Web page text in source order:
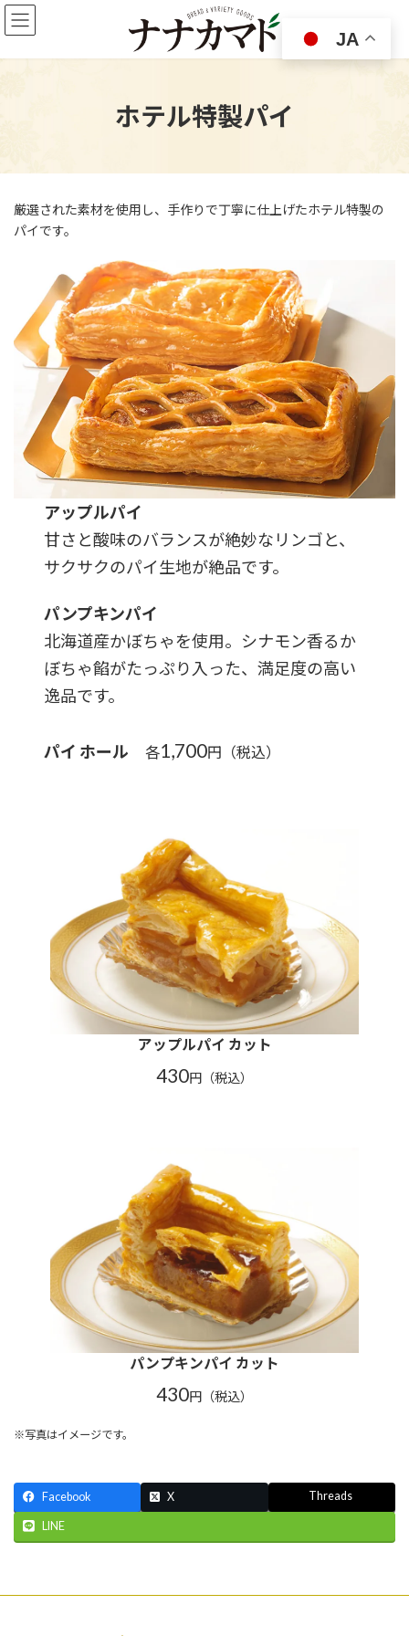
コ
ン
ン
プ
ナ
ビ
ー
動
ホテル特製パイ
厳選された素材を使用し、手作りで丁寧に仕上げたホテル特製の
パイです。
アップルパイ
甘さと酸味のバランスが絶妙なリンゴと、
サクサクのパイ生地が絶品です。
パンプキンパイ
北海道産かぼちゃを使用。シナモン香るか
ぼちゃ餡がたっぷり入った、満足度の高い
逸品です。
パイ ホール 各1,700円（税込）
アップルパイ カット
430円（税込）
パンプキンパイ カット
430円（税込）
※写真はイメージです。
Facebook X Threads
LINE
JA